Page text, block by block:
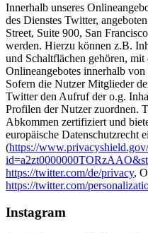
Innerhalb unseres
des Dienstes Twitter,
Street, Suite 900, San
werden. Hierzu können z.B.
und Schaltflächen gehören,
Onlineangebotes innerhalb
Sofern die Nutzer Mitglieder
Twitter den Aufruf der o.g.
Profilen der Nutzer zuordnen.
Abkommen zertifiziert und
europäische Datenschutzrecht
(https://
https://twitter.com/de/privacy,
https://twitter.com/
Instagram